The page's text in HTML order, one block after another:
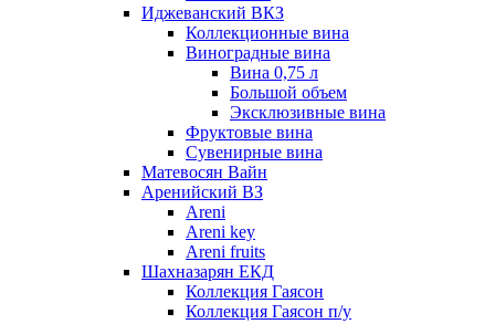
Иджеванский ВКЗ
Коллекционные вина
Виноградные вина
Вина 0,75 л
Большой объем
Эксклюзивные вина
Фруктовые вина
Cувенирные вина
Матевосян Вайн
Аренийский ВЗ
Areni
Areni key
Areni fruits
Шахназарян ЕКД
Коллекция Гаясон
Коллекция Гаясон п/у